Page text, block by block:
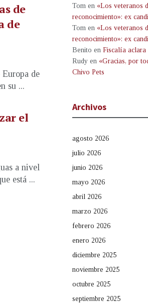
de
de
de
su ...
el
a nivel
está ...
Tom en «Los veteranos
reconocimiento»: ex
Tom en «Los veteranos
reconocimiento»: ex
Benito en Fiscalía aclara
Rudy en «Gracias, por
Chivo Pets
Archivos
agosto 2026
julio 2026
junio 2026
mayo 2026
abril 2026
marzo 2026
febrero 2026
enero 2026
diciembre 2025
noviembre 2025
octubre 2025
septiembre 2025